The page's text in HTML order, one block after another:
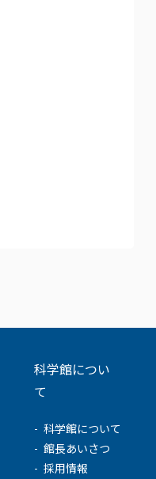
科学館につい
て
科学館について
館長あいさつ
採用情報